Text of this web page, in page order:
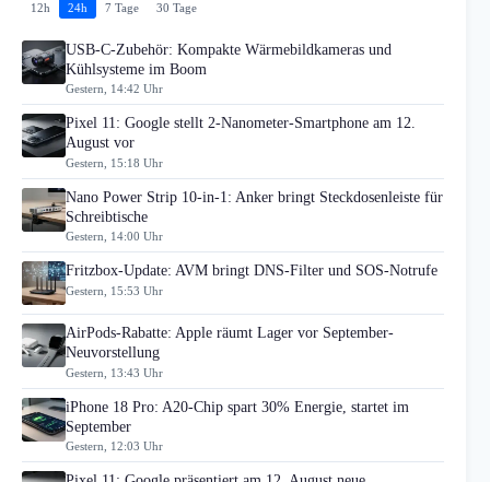
12h 24h 7 Tage 30 Tage
USB-C-Zubehör: Kompakte Wärmebildkameras und
Kühlsysteme im Boom
Gestern, 14:42 Uhr
Pixel 11: Google stellt 2-Nanometer-Smartphone am 12.
August vor
Gestern, 15:18 Uhr
Nano Power Strip 10-in-1: Anker bringt Steckdosenleiste für
Schreibtische
Gestern, 14:00 Uhr
Fritzbox-Update: AVM bringt DNS-Filter und SOS-Notrufe
Gestern, 15:53 Uhr
AirPods-Rabatte: Apple räumt Lager vor September-
Neuvorstellung
Gestern, 13:43 Uhr
iPhone 18 Pro: A20-Chip spart 30% Energie, startet im
September
Gestern, 12:03 Uhr